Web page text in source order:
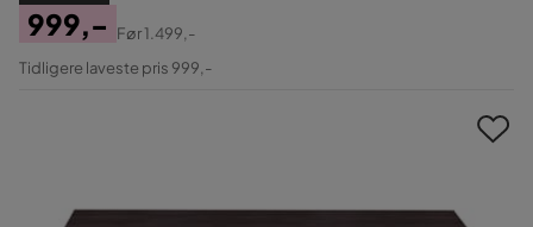
Pris
999,-
Original
Før1.499,-
Tidligere laveste pris 999,-